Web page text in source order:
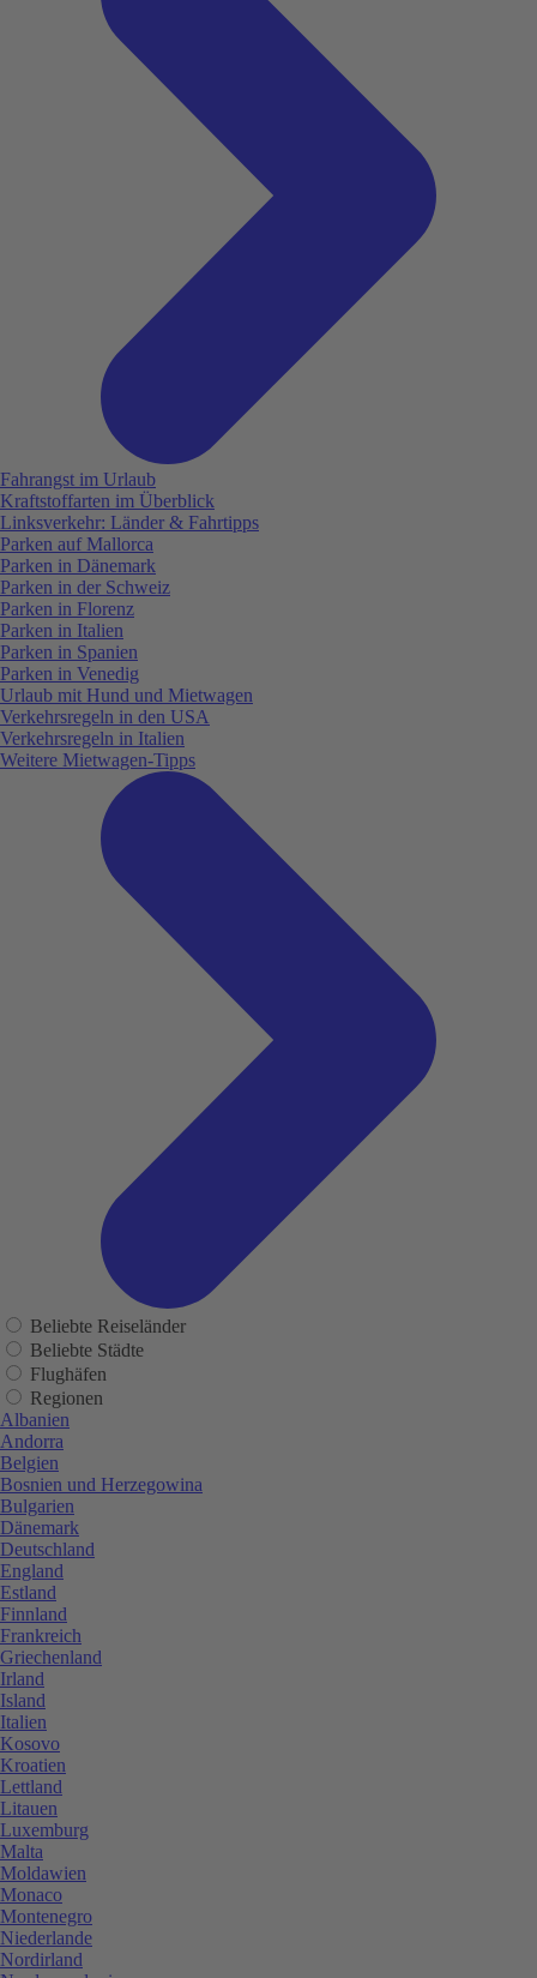
Fahrangst im Urlaub
Kraftstoffarten im Überblick
Linksverkehr: Länder & Fahrtipps
Parken auf Mallorca
Parken in Dänemark
Parken in der Schweiz
Parken in Florenz
Parken in Italien
Parken in Spanien
Parken in Venedig
Urlaub mit Hund und Mietwagen
Verkehrsregeln in den USA
Verkehrsregeln in Italien
Weitere Mietwagen-Tipps
Beliebte Reiseländer
Beliebte Städte
Flughäfen
Regionen
Albanien
Andorra
Belgien
Bosnien und Herzegowina
Bulgarien
Dänemark
Deutschland
England
Estland
Finnland
Frankreich
Griechenland
Irland
Island
Italien
Kosovo
Kroatien
Lettland
Litauen
Luxemburg
Malta
Moldawien
Monaco
Montenegro
Niederlande
Nordirland